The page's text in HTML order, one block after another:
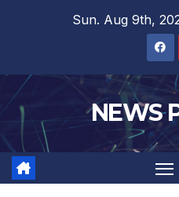
Sun. Aug 9th,
NEWS